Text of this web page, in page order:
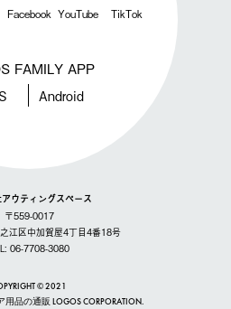
Facebook YouTube TikTok
FAMILY APP
Android
ウティングスペース
〒559-0017
江区中加賀屋4丁目4番18号
06-7708-3080
© 2021
品の通販 LOGOS CORPORATION.